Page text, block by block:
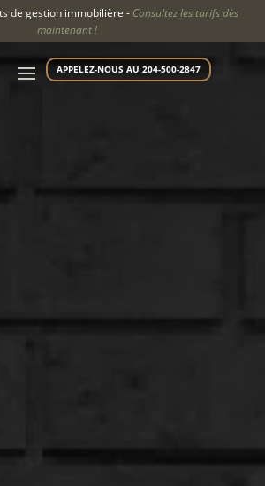
de gestion immobilière - Consultez les tarifs dès
maintenant !
APPELEZ-NOUS AU 204-500-2847